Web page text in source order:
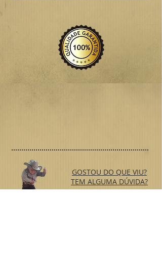
GOSTOU DO QUE VIU?
TEM ALGUMA DÚVIDA?